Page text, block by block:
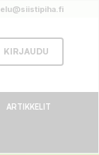
KIRJAUDU
ARTIKKELIT